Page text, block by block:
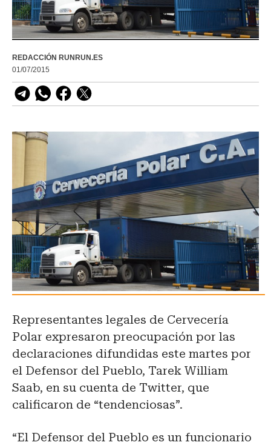
REDACCIÓN RUNRUN.ES
01/07/2015
Representantes legales de Cervecería
Polar expresaron preocupación por las
declaraciones difundidas este martes por
el Defensor del Pueblo, Tarek William
Saab, en su cuenta de Twitter, que
calificaron de “tendenciosas”.
“El Defensor del Pueblo es un funcionario